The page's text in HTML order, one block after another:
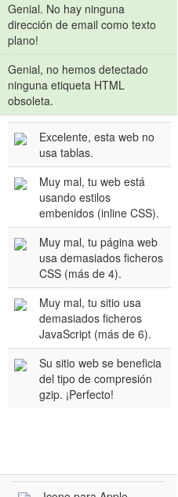
Genial. No hay ninguna
dirección de email como texto
plano!
Genial, no hemos detectado
ninguna etiqueta HTML
obsoleta.
Excelente, esta web no
usa tablas.
Muy mal, tu web está
usando estilos
embenidos (inline CSS).
Muy mal, tu página web
usa demasiados ficheros
CSS (más de 4).
Muy mal, tu sitio usa
demasiados ficheros
JavaScript (más de 6).
Su sitio web se beneficia
del tipo de compresión
gzip. ¡Perfecto!